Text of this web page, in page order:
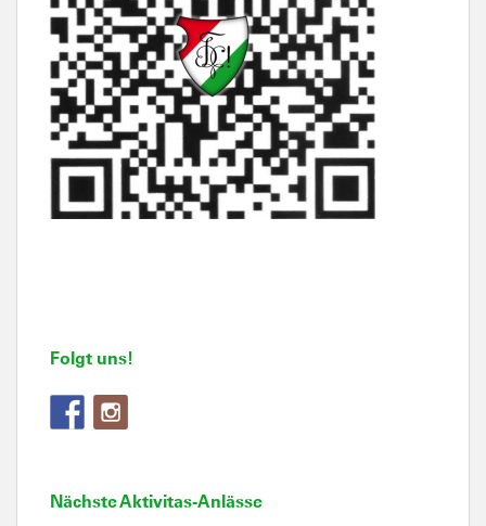
Folgt uns!
Nächste Aktivitas-Anlässe